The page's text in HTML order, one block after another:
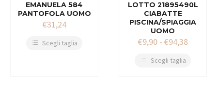
EMANUELA 584
PANTOFOLA UOMO
€31,24
Scegli taglia
LOTTO 21895490L
CIABATTE
PISCINA/SPIAGGIA
UOMO
€9,90 - €94,38
Scegli taglia